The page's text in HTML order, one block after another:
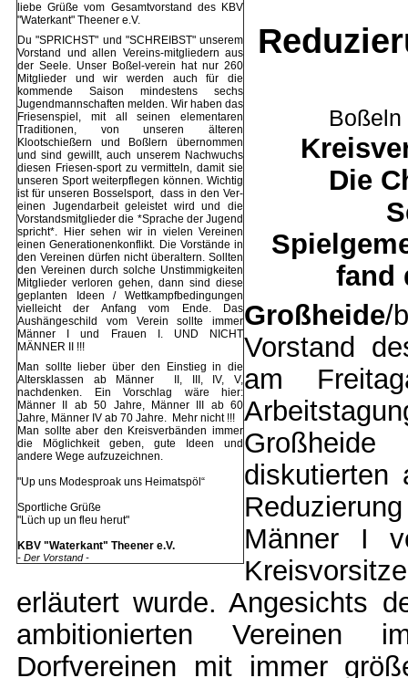
liebe Grüße vom Gesamtvorstand des KBV
"Waterkant" Theener e.V.
Du "SPRICHST" und "SCHREIBST" unserem
Vorstand und allen Vereins-mitgliedern aus
der Seele. Unser Boßel-verein hat nur 260
Mitglieder und wir werden auch für die
kommende Saison mindestens sechs
Jugendmannschaften melden. Wir haben das
Friesenspiel, mit all seinen elementaren
Traditionen, von unseren älteren
Klootschießern und Boßlern übernommen
und sind gewillt, auch unserem Nachwuchs
diesen Friesen-sport zu vermitteln, damit sie
unseren Sport weiterpflegen können. Wichtig
ist für unseren Bosselsport, dass in den Ver-
einen Jugendarbeit geleistet wird und die
Vorstandsmitglieder die *Sprache der Jugend
spricht*. Hier sehen wir in vielen Vereinen
einen Generationenkonflikt. Die Vorstände in
den Vereinen dürfen nicht überaltern. Sollten
den Vereinen durch solche Unstimmigkeiten
Mitglieder verloren gehen, dann sind diese
geplanten Ideen / Wettkampfbedingungen
vielleicht der Anfang vom Ende. Das
Aushängeschild vom Verein sollte immer
Männer I und Frauen I. UND NICHT
MÄNNER II !!!
Man sollte lieber über den Einstieg in die
Altersklassen ab Männer II, III, IV, V,
nachdenken. Ein Vorschlag wäre hier:
Männer II ab 50 Jahre, Männer III ab 60
Jahre, Männer IV ab 70 Jahre. Mehr nicht !!!
Man sollte aber den Kreisverbänden immer
die Möglichkeit geben, gute Ideen und
andere Wege aufzuzeichnen.
"Up uns Modesproak uns Heimatspöl“
Sportliche Grüße
"Lüch up un fleu herut"
KBV "Waterkant" Theener e.V.
- Der Vorstand -
Boßeln
Die
fand
Großheide/
Vorstand
am
diskutierten
Männer I
erläutert wurde. Angesichts
ambitionierten Vereinen
Dorfvereinen mit immer